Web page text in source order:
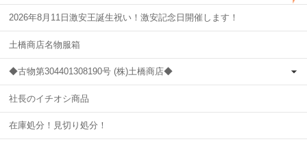
2026年8月11日激安王誕生祝い！激安記念日開催します！
土橋商店名物服箱
◆古物第304401308190号 (株)土橋商店◆
社長のイチオシ商品
在庫処分！見切り処分！